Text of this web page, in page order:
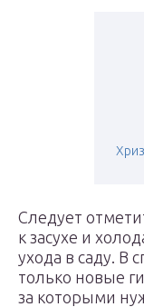
Следует
к засухе и
ухода в саду. В
только новые
за которыми